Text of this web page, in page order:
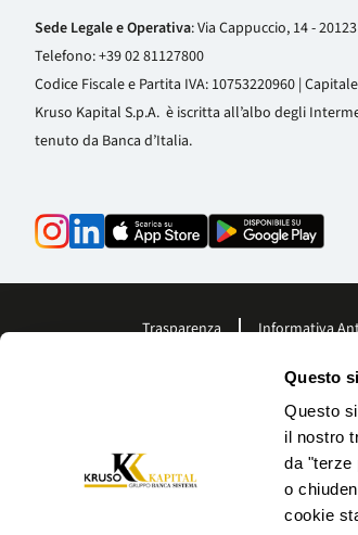
Questo
Questo
il nostro
da "terze
o
cookie
Sede Legale e Operativa: Via Cappuccio, 14 -
Telefono:+39 02 81127800
Codice Fiscale e Partita IVA: 10753220960 |
Kruso Kapital S.p.A. è iscritta all’albo degli
tenuto da Banca d’Italia.
Trasparenza Informativa